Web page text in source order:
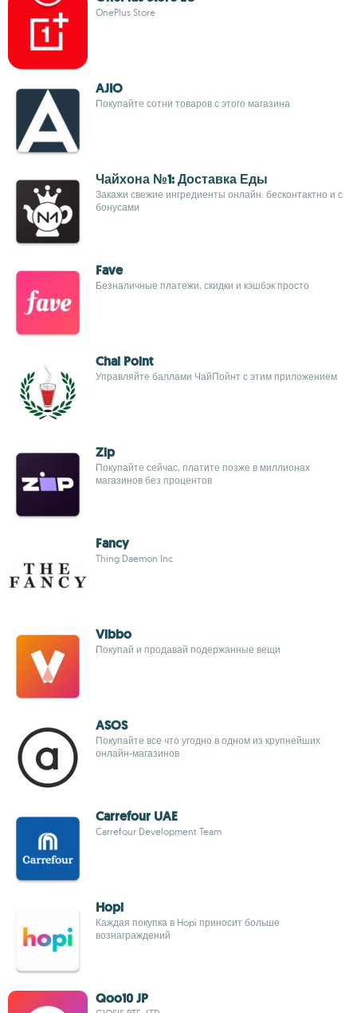
OnePlus Store
AJIO
Покупайте сотни товаров с этого магазина
Чайхона №1: Доставка Еды
Закажи свежие ингредиенты онлайн: бесконтактно и с
бонусами
Fave
Безналичные платежи, скидки и кэшбэк просто
Chai Point
Управляйте баллами ЧайПойнт с этим приложением
Zip
Покупайте сейчас, платите позже в миллионах
магазинов без процентов
Fancy
Thing Daemon Inc
Vibbo
Покупай и продавай подержанные вещи
ASOS
Покупайте все что угодно в одном из крупнейших
онлайн-магазинов
Carrefour UAE
Carrefour Development Team
Hopi
Каждая покупка в Hopi приносит больше
вознаграждений
Qoo10 JP